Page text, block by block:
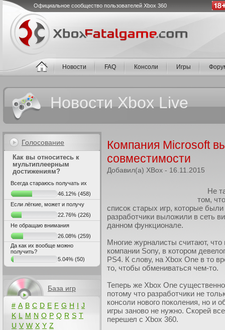
Официальное сообщество пользователей Xbox 360
Новости FAQ Консоли Игры
Новости Xbox Live
Голосование
Как вы относитесь к
мультиплеерным
достижениям?
Всегда стараюсь получать их
46.12% (458)
Если лёгкие, может и получу
22.76% (226)
Не обращаю внимания
26.08% (259)
Да как их вообще можно
получить?
5.04% (50)
База игр
# A B C D E F G H I J
K L M N O P Q R S T
U V W X Y Z
Компания Microsoft
совместимости
Добавил(а) XBox - 16.11.2015
Не
том,
список старых игр, которые
разработчики выложили в сеть
данном функционале.
Многие журналисты считают, что
компании Sony, в котором
PS4. К слову, на Xbox One в то
то, чтобы обмениваться чем-то.
Теперь же Xbox One
потому что разработчики не
консоли нового поколения, но и
игры заново не нужно. Скорей
перешел с Xbox 360.